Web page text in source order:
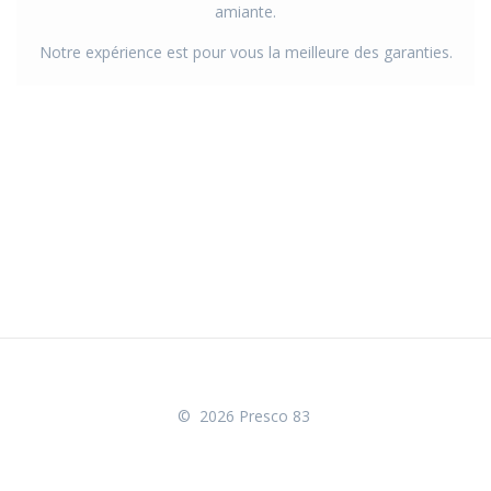
amiante.
Notre expérience est pour vous la meilleure des garanties.
© 2026 Presco 83